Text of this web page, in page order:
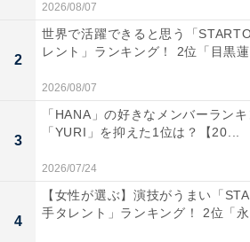
※回答者からのコメントは原文ママ
次ページ 4位までのラ
2026/08/07
2
世界で活躍できると思う「
レント」ランキング！ 2位「目黒蓮
2026/08/07
3
「HANA」の好きなメンバーラン
「YURI」を抑えた1位は？【20...
2026/07/24
4
【女性が選ぶ】演技がうまい「
手タレント」ランキング！ 2位「永